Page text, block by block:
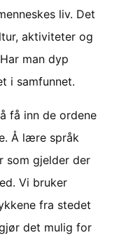
liv. Det
aktiviteter og
man dyp
i samfunnet.
få inn de ordene
Å lære språk
som gjelder der
Vi bruker
fra stedet
det mulig for